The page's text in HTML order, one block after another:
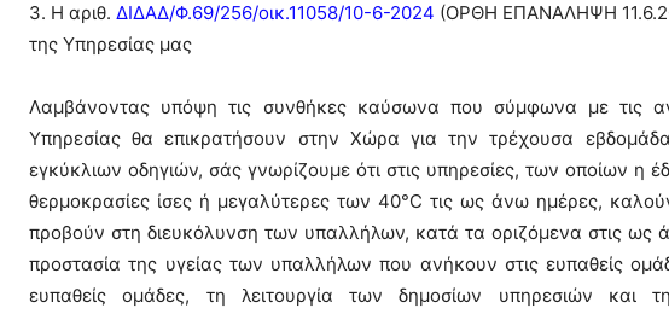
3. Η αριθ. ΔΙΔΑΔ/Φ.69/256/οικ.11058/10-6-2024 (ΟΡΘΗ ΕΠΑΝΑΛΗΨΗ
της Υπηρεσίας μας
Λαμβάνοντας υπόψη τις συνθήκες καύσωνα που σύμφωνα με τις
Υπηρεσίας θα επικρατήσουν στην Χώρα για την τρέχουσα
εγκύκλιων οδηγιών, σάς γνωρίζουμε ότι στις υπηρεσίες, των οποίων η
θερμοκρασίες ίσες ή μεγαλύτερες των 40°C τις ως άνω ημέρες,
προβούν στη διευκόλυνση των υπαλλήλων, κατά τα οριζόμενα στις ως
προστασία της υγείας των υπαλλήλων που ανήκουν στις ευπαθείς
ευπαθείς ομάδες, τη λειτουργία των δημοσίων υπηρεσιών και